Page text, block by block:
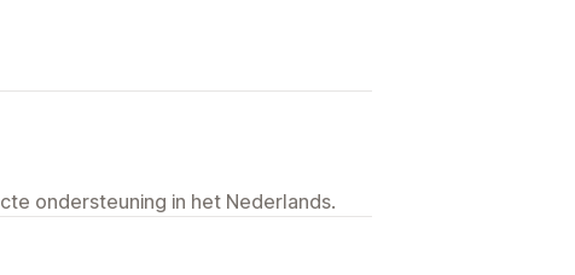
ondersteuning in het Nederlands.